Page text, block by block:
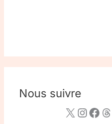
Nous suivre